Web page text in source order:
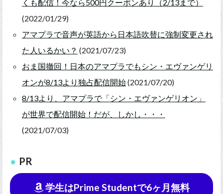
くも配信！今なら500円クーポンあり（2/13まで）
(2022/01/29)
アマプラで音声が英語から日本語吹替に強制変更され
た人いるかい？ (2021/07/23)
おま国撤回！日本のアマプラでもシン・エヴァンゲリ
オンが8/13より独占配信開始(2021/07/20)
8/13より、アマプラで「シン・エヴァンゲリオン」
が世界で配信開始！だが、しかし・・・
(2021/07/03)
PR
学生はPrime Studentで6ヶ月無料